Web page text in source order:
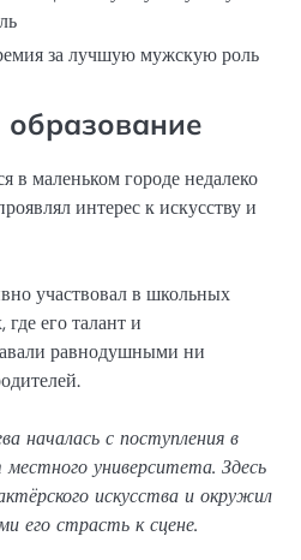
за лучшую мужскую роль
в маленьком городе недалеко
интерес к искусству и
участвовал в школьных
где его талант и
равнодушными ни
началась с поступления в
университета. Здесь
искусства и окружил
его страсть к сцене.